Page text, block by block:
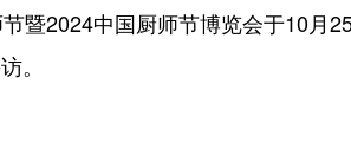
2024中国厨师节博览会于10月
。